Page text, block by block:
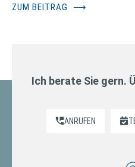
ZUM BEITRAG ⟶
Ich berate Sie gern.
ANRUFEN